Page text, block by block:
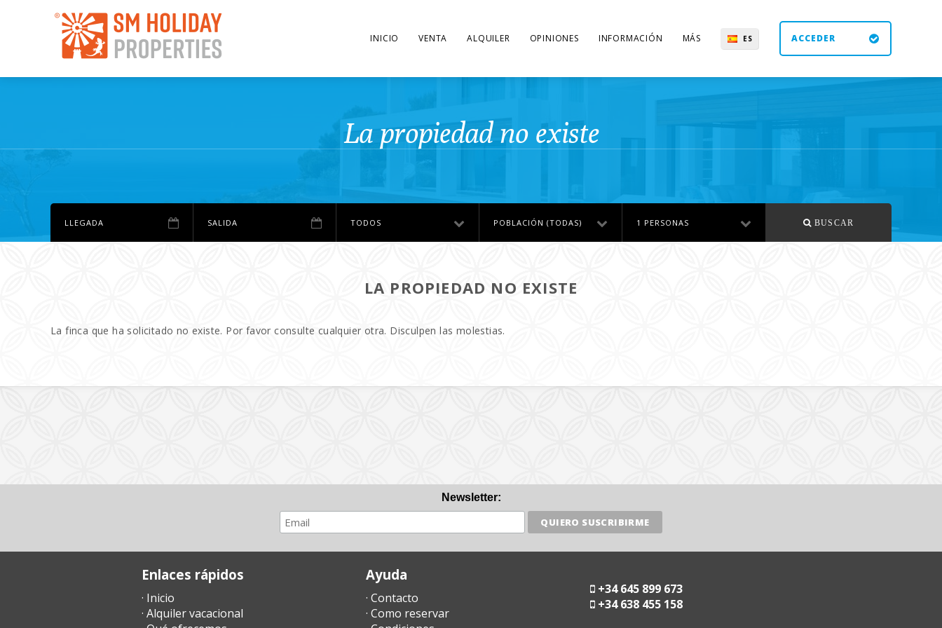
INICIO VENTA ALQUILER OPINIONES INFORMACIÓN MÁS ES ACCEDER
La propiedad no existe
TODOS POBLACIÓN (TODAS) 1 PERSONAS BUSCAR
LA PROPIEDAD NO EXISTE
La finca que ha solicitado no existe. Por favor consulte cualquier otra. Disculpen las molestias.
Newsletter:
Enlaces rápidos
· Inicio
· Alquiler vacacional
Ayuda
· Contacto
· Como reservar
+34 645 899 673
+34 638 455 158